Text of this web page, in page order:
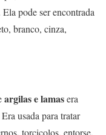
pode ser encontrada
branco, cinza,
argilas e lamasera
usada para tratar
torcicolos, entorse,